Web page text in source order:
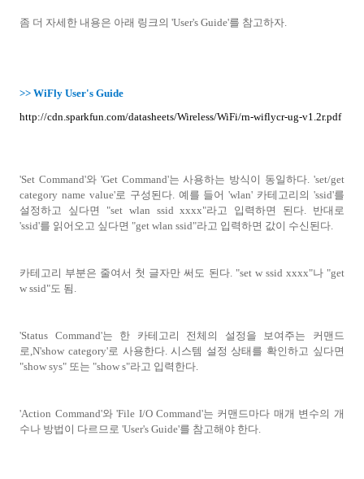
좀 더 자세한 내용은 아래 링크의 'User's Guide'를 참고하자.
>> WiFly User's Guide
http://cdn.sparkfun.com/datasheets/Wireless/WiFi/rn-wiflycr-ug-v1.2r.pdf
'Set Command'와 'Get Command'는 사용하는 방식이 동일하다. 'set/get
category name value'로 구성된다. 예를 들어 'wlan' 카테고리의 'ssid'를
설정하고 싶다면 "set wlan ssid xxxx"라고 입력하면 된다. 반대로
'ssid'를 읽어오고 싶다면 "get wlan ssid"라고 입력하면 값이 수신된다.
카테고리 부분은 줄여서 첫 글자만 써도 된다. "set w ssid xxxx"나 "get
w ssid"도 됨.
'Status Command'는 한 카테고리 전체의 설정을 보여주는 커맨드
로,N'show category'로 사용한다. 시스템 설정 상태를 확인하고 싶다면
"show sys" 또는 "show s"라고 입력한다.
'Action Command'와 'File I/O Command'는 커맨드마다 매개 변수의 개
수나 방법이 다르므로 'User's Guide'를 참고해야 한다.